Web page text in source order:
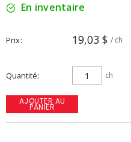
En inventaire
Prix 19,03 $ / ch
Quantité ch
AJOUTER AU
PANIER